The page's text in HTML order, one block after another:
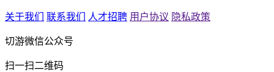
关于我们 联系我们 人才招聘 用户协议 隐私政策
切游微信公众号
扫一扫二维码